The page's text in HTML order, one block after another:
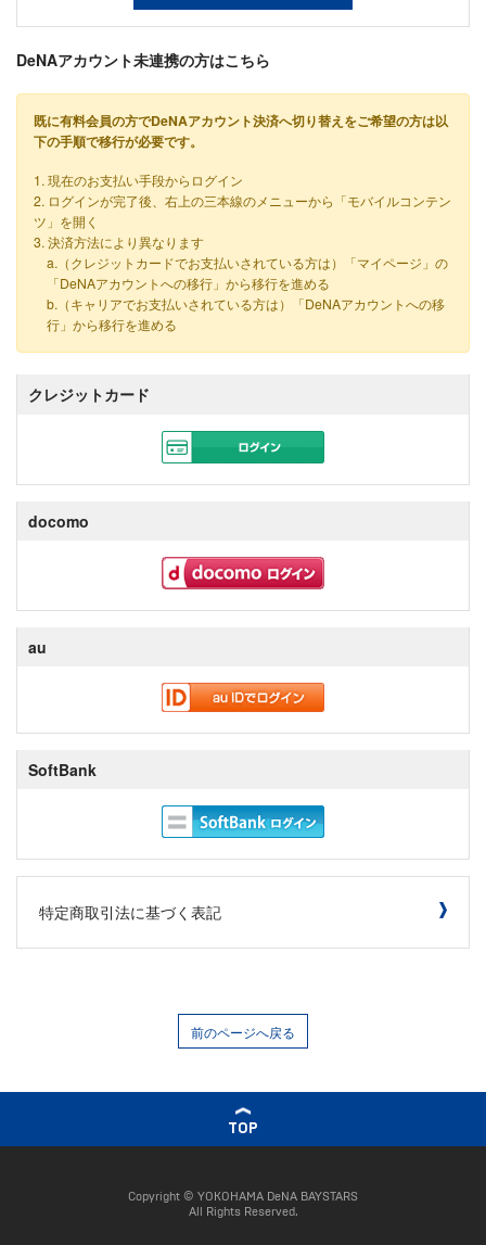
DeNAアカウント未連携の方はこちら
既に有料会員の方でDeNAアカウント決済へ切り替えをご希望の方は以
下の手順で移行が必要です。
1. 現在のお支払い手段からログイン
2. ログインが完了後、右上の三本線のメニューから「モバイルコンテン
ツ」を開く
3. 決済方法により異なります
a.（クレジットカードでお支払いされている方は）「マイページ」の
「DeNAアカウントへの移行」から移行を進める
b.（キャリアでお支払いされている方は）「DeNAアカウントへの移
行」から移行を進める
クレジットカード
docomo
au
SoftBank
特定商取引法に基づく表記
前のページへ戻る
TOP
Copyright © YOKOHAMA DeNA BAYSTARS
All Rights Reserved.